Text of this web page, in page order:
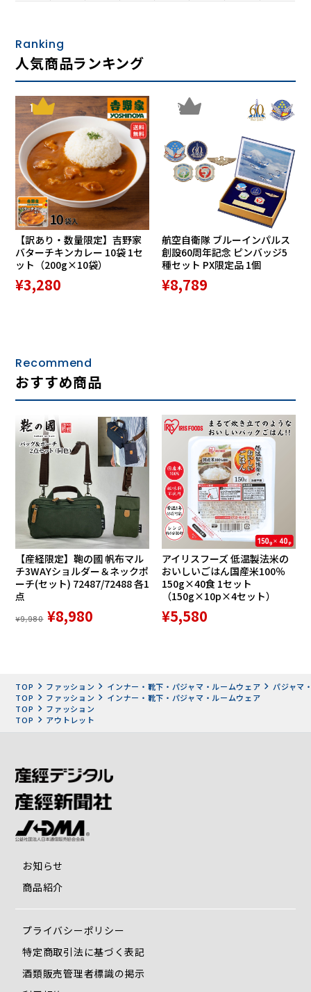
Ranking
人気商品ランキング
1
【訳あり・数量限定】吉野家
バターチキンカレー 10袋 1セ
ット（200g×10袋）
¥3,280
2
航空自衛隊 ブルーインパルス
創設60周年記念 ピンバッジ5
種セット PX限定品 1個
¥8,789
Recommend
おすすめ商品
【産経限定】鞄の國 帆布マル
チ3WAYショルダー＆ネックポ
ーチ(セット) 72487/72488 各1
点
¥9,980 ¥8,980
アイリスフーズ 低温製法米の
おいしいごはん国産米100％
150g×40食 1セット
（150g×10p×4セット）
¥5,580
TOP ファッション インナー・靴下・パジャマ・ルームウェア
パジャマ
TOP
ファッション
インナー・靴下・パジャマ・ルームウェア
TOP
ファッション
TOP
アウトレット
お知らせ
商品紹介
プライバシーポリシー
特定商取引法に基づく表記
酒類販売管理者標識の掲示